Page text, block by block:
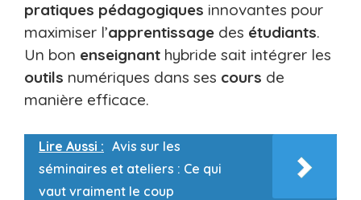
pratiques pédagogiques innovantes pour
maximiser l’apprentissage des étudiants.
Un bon enseignant hybride sait intégrer les
outils numériques dans ses cours de
manière efficace.
Lire Aussi : Avis sur les
séminaires et ateliers : Ce qui
vaut vraiment le coup